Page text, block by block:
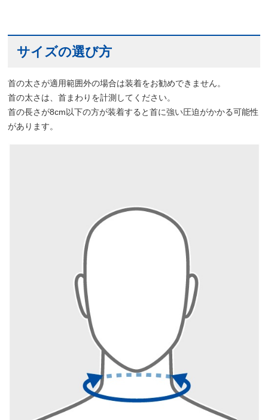
サイズの選び方
首の太さが適用範囲外の場合は装着をお勧めできません。
首の太さは、首まわりを計測してください。
首の長さが8cm以下の方が装着すると首に強い圧迫がかかる可能性
があります。